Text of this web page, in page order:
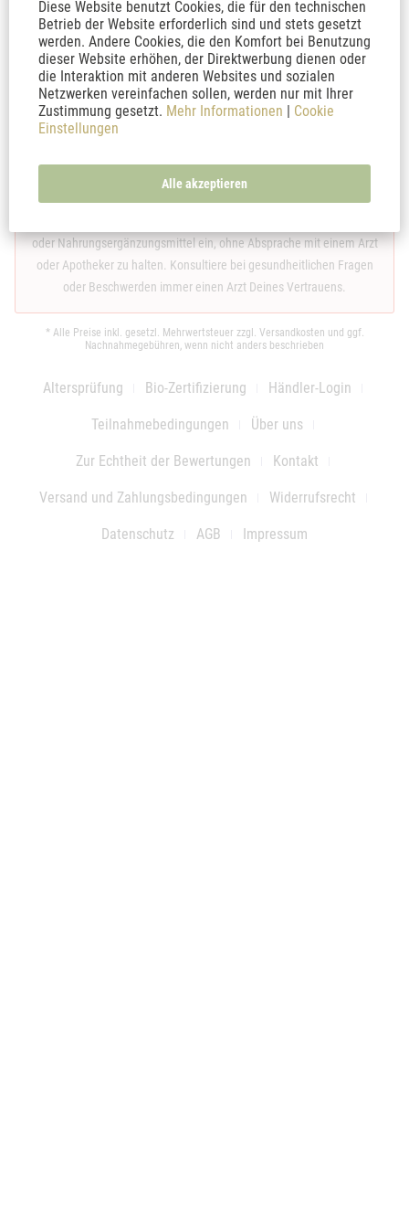
Internet-Seiten von thankyoujane.de keine Heilaussagen sind. Die
hier dargestellten Inhalte dienen ausschließlich der neutralen
Information und allgemeinen Weiterbildung. Die Texte erheben
weder einen Anspruch auf Vollständigkeit noch kann die Aktualität,
Richtigkeit und Ausgewogenheit der dargebotenen Information
garantiert werden. Die hier bereitgestellten Informationen ersetzen
Apotheker. Sie dienen nicht als Grundlage zur eigenständigen
Diagnose, Beginn, Änderung oder Beendigung einer Behandlung von
oder Nahrungsergänzungsmittel ein, ohne Absprache mit einem Arzt
oder Apotheker zu halten. Konsultiere bei gesundheitlichen Fragen
oder Beschwerden immer einen Arzt Deines Vertrauens.
* Alle Preise inkl. gesetzl. Mehrwertsteuer zzgl. Versandkosten und ggf.
Nachnahmegebühren, wenn nicht anders beschrieben
Altersprüfung Bio-Zertifizierung Händler-Login
Teilnahmebedingungen Über uns
Zur Echtheit der Bewertungen Kontakt
Versand und Zahlungsbedingungen Widerrufsrecht
Datenschutz AGB Impressum
Diese Website benutzt Cookies, die für den technischen
Betrieb der Website erforderlich sind und stets gesetzt
werden. Andere Cookies, die den Komfort bei Benutzung
dieser Website erhöhen, der Direktwerbung dienen oder
die Interaktion mit anderen Websites und sozialen
Netzwerken vereinfachen sollen, werden nur mit Ihrer
Zustimmung gesetzt. Mehr Informationen | Cookie
Einstellungen
Alle akzeptieren